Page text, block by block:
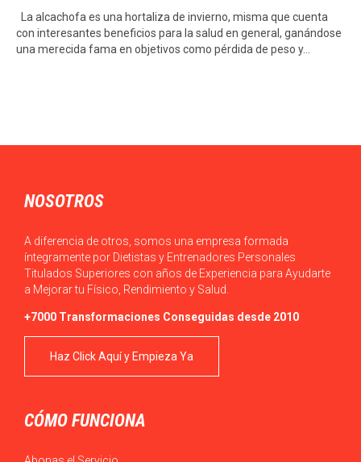
La alcachofa es una hortaliza de invierno, misma que cuenta
con interesantes beneficios para la salud en general, ganándose
una merecida fama en objetivos como pérdida de peso y…
NOSOTROS
A diferencia de otros, somos una empresa formada
íntegramente por Dietistas y Entrenadores Personales
Titulados Superiores con años de Experiencia para Ayudarte
a Mejorar tu Físico, Rendimiento y Salud.
+7000 Transformaciones Conseguidas desde 2010
Haz Click Aquí y Empieza Ya
CÓMO FUNCIONA